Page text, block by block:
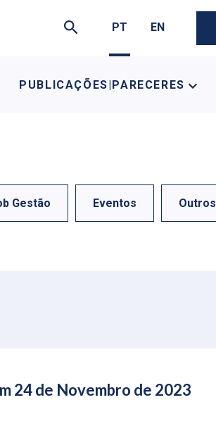
PT EN
PUBLICAÇÕES|PARECERES
Gestão Eventos Outros
24 de Novembro de 2023